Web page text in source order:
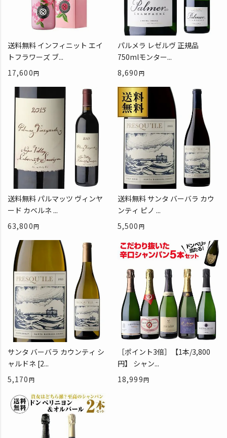
送料無料 インフィニット エイ
トフラワーズ ブ...
17,600
パルメラ レゼルヴ 正規品
750mlモンター...
8,690
送料無料 パルマッツ ヴィンヤ
ード カベルネ ...
63,800
送料無料 サンタ バーバラ カウ
ンティ ピノ ...
5,500
サンタ バーバラ カウンティ シ
ャルドネ [2...
5,170
［ポイント3倍］【1本/3,800
円】 シャン...
18,999